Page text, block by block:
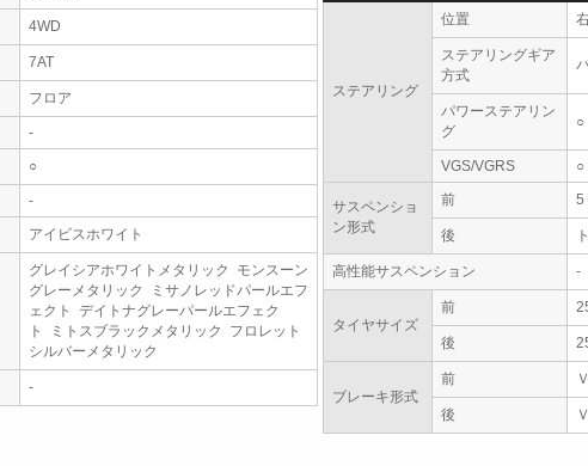
4WD
7AT
フロア
-
○
-
アイビスホワイト
グレイシアホワイトメタリック モンスーン
グレーメタリック ミサノレッドパールエフ
ェクト デイトナグレーパールエフェク
ト ミトスブラックメタリック フロレット
シルバーメタリック
-
ステアリング
位置
ステアリングギア
方式
パワーステアリン
グ
○
VGS/VGRS ○
サスペンショ
ン形式
前 5
後
高性能サスペンション -
タイヤサイズ
前
後
ブレーキ形式
前
後